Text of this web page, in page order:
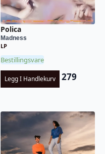
Polica
Madness
LP
Bestillingsvare
Legg I Handlekurv 279